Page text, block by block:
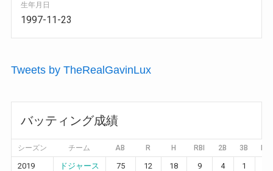
生年月日
1997-11-23
Tweets by TheRealGavinLux
バッティング成績
シーズン チーム AB R H RBI 2B 3B HR
2019 ドジャース 75 12 18 9 4 1